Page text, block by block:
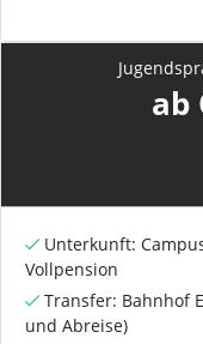
ab
Unterkunft:
Vollpension
Transfer: Bahnhof
und Abreise)